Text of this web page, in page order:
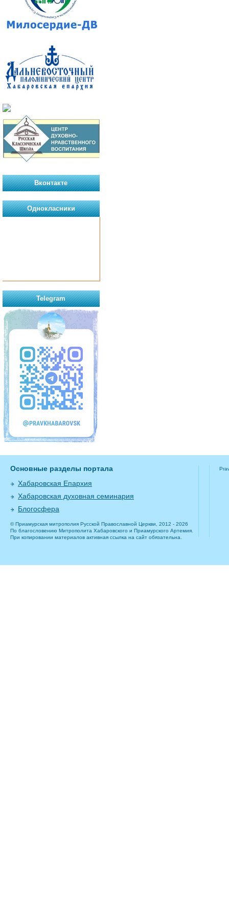
Вконтакте
Однокласники
Telegram
Основные разделы портала
Хабаровская Епархия
Хабаровская духовная семинария
Блогосфера
© Приамурская митрополия Русской Православной Церкви, 2012 - 2026
По благословению Митрополита Хабаровского и Приамурского Артемия.
При копировании материалов активная ссылка на сайт обязательна.